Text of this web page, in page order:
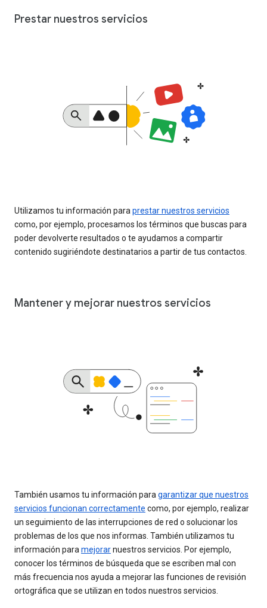
Prestar nuestros servicios
Utilizamos tu información para prestar nuestros servicios
como, por ejemplo, procesamos los términos que buscas para
poder devolverte resultados o te ayudamos a compartir
contenido sugiriéndote destinatarios a partir de tus contactos.
Mantener y mejorar nuestros servicios
También usamos tu información para garantizar que nuestros
servicios funcionan correctamente como, por ejemplo, realizar
un seguimiento de las interrupciones de red o solucionar los
problemas de los que nos informas. También utilizamos tu
información para mejorarnuestros servicios. Por ejemplo,
conocer los términos de búsqueda que se escriben mal con
más frecuencia nos ayuda a mejorar las funciones de revisión
ortográfica que se utilizan en todos nuestros servicios.